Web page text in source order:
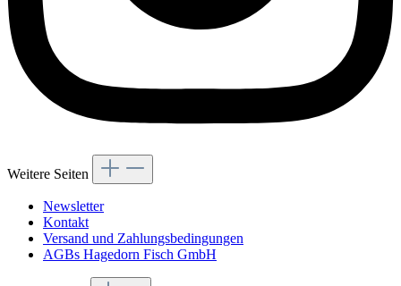
Weitere Seiten
Newsletter
Kontakt
Versand und Zahlungsbedingungen
AGBs Hagedorn Fisch GmbH